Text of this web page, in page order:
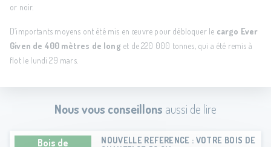
or noir.
D’importants moyens ont été mis en œuvre pour débloquer le cargo Ever
Given de 400 mètres de long et de 220 000 tonnes, qui a été remis à
flot le lundi 29 mars.
Nous vous conseillons aussi de lire
Bois de
NOUVELLE REFERENCE : VOTRE BOIS DE